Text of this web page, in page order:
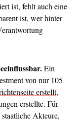
ist, fehlt auch eine
ist, wer hinter
Ein
von nur 105
erstellt,
erstellte. Für
Akteure,